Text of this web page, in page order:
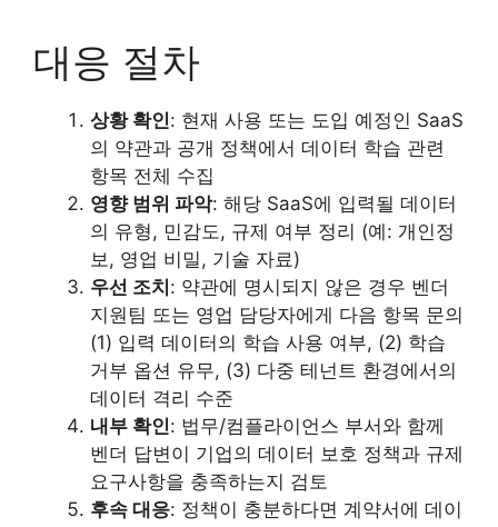
대응 절차
상황 확인: 현재 사용 또는 도입 예정인 SaaS
의 약관과 공개 정책에서 데이터 학습 관련
항목 전체 수집
영향 범위 파악: 해당 SaaS에 입력될 데이터
의 유형, 민감도, 규제 여부 정리 (예: 개인정
보, 영업 비밀, 기술 자료)
우선 조치 : 약관에 명시되지 않은 경우 벤더
지원팀 또는 영업 담당자에게 다음 항목 문의
(1) 입력 데이터의 학습 사용 여부, (2) 학습
거부 옵션 유무, (3) 다중 테넌트 환경에서의
데이터 격리 수준
내부 확인: 법무/컴플라이언스 부서와 함께
벤더 답변이 기업의 데이터 보호 정책과 규제
요구사항을 충족하는지 검토
후속 대응: 정책이 충분하다면 계약서에 데이